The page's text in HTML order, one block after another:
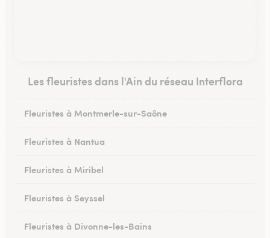
Les fleuristes dans l'Ain du réseau Interflora
Fleuristes à Montmerle-sur-Saône
Fleuristes à Nantua
Fleuristes à Miribel
Fleuristes à Seyssel
Fleuristes à Divonne-les-Bains